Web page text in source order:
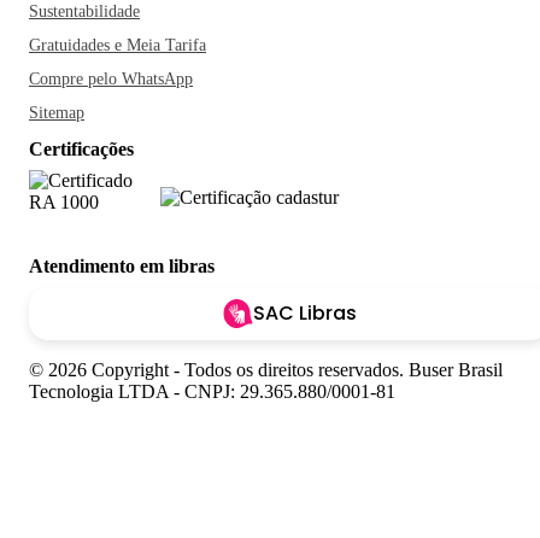
Sustentabilidade
Gratuidades e Meia Tarifa
Compre pelo WhatsApp
Sitemap
Certificações
Atendimento em libras
SAC Libras
© 2026 Copyright - Todos os direitos reservados. Buser Brasil
Tecnologia LTDA - CNPJ: 29.365.880/0001-81